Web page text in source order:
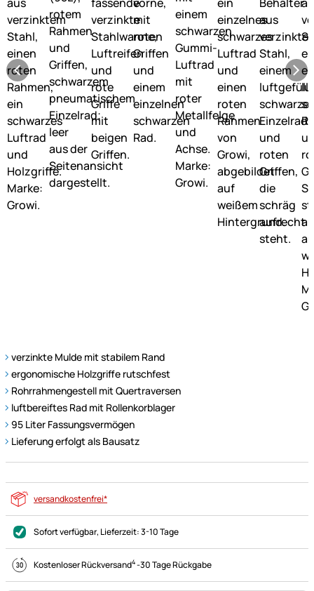
verzinkte Mulde mit stabilem Rand
ergonomische Holzgriffe rutschfest
Rohrrahmengestell mit Quertraversen
luftbereiftes Rad mit Rollenkorblager
95 Liter Fassungsvermögen
Lieferung erfolgt als Bausatz
versandkostenfrei*
Sofort verfügbar, Lieferzeit:3-10 Tage
Kostenloser Rückversand4-30 Tage Rückgabe